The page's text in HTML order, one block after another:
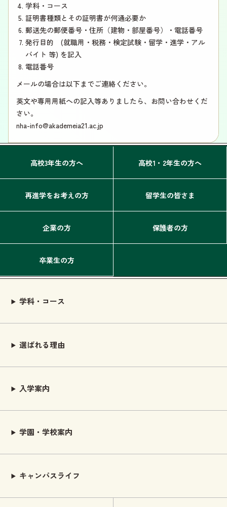
学科・コース
証明書種類とその証明書が何通必要か
郵送先の郵便番号・住所（建物・部屋番号）・電話番号
発行目的 (就職用・税務・検定試験・留学・進学・アル
バイト 等) を記入
電話番号
メールの場合は以下までご連絡ください。
英文や専用用紙への記入等ありましたら、お問い合わせくだ
さい。
nha-info@akademeia21.ac.jp
高校3年生の方へ 高校1・2年生の方へ
再進学をお考えの方 留学生の皆さま
企業の方 保護者の方
卒業生の方
学科・コース
選ばれる理由
入学案内
学園・学校案内
キャンパスライフ